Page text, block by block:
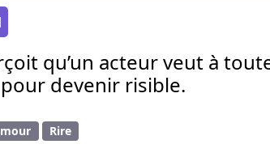
qu’un acteur veut à
devenir risible.
Rire